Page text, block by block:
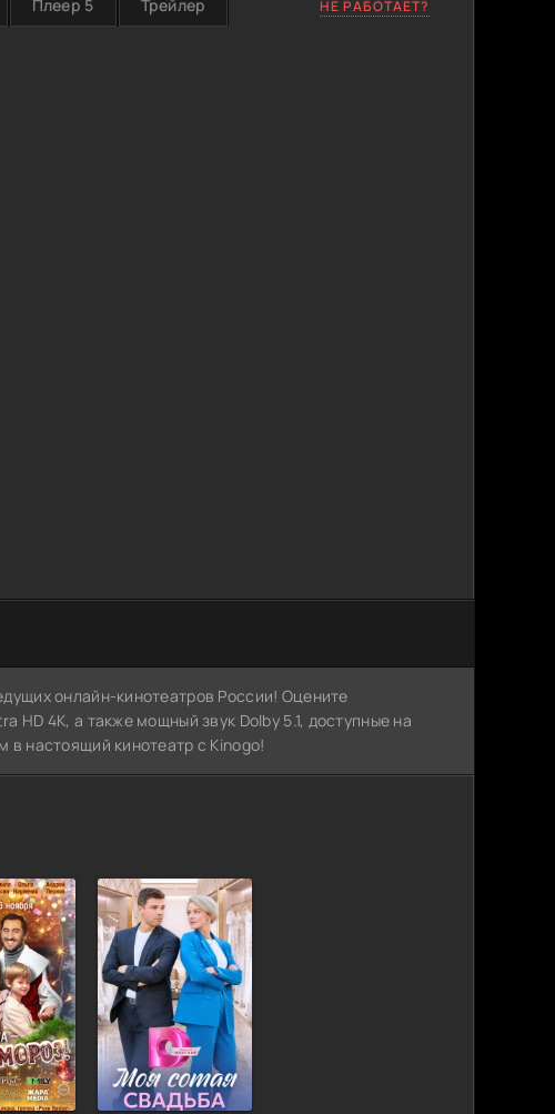
Плеер 5 Трейлер НЕ РАБОТАЕТ?
онлайн-кинотеатров России! Оцените
HD 4K, а также мощный звук Dolby 5.1, доступные на
в настоящий кинотеатр с Kinogo!